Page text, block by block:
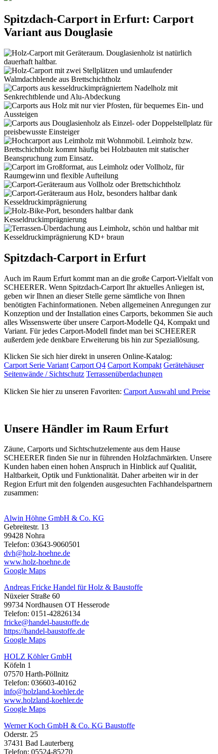
Spitzdach-Carport in Erfurt: Carport
Variant aus Douglasie
Spitzdach-Carport in Erfurt
Auch im Raum Erfurt kommt man an die große Carport-Vielfalt von
SCHEERER. Wenn Spitzdach-Carport Ihr aktuelles Anliegen ist,
geben wir Ihnen an dieser Stelle gerne sämtliche von Ihnen
benötigten Fachinformationen. Neben allgemeinen Anregungen zur
Konzeption und der Installation eines Carports, bekommen Sie auch
alles Wissenswerte über unsere Carport-Modelle Q4, Kompakt und
Variant. Für jedes Carport-Modell findet man bei SCHEERER
außerdem jede denkbare Erweiterung bis hin zur Speziallösung.
Klicken Sie sich hier direkt in unseren Online-Katalog:
Carport Serie Variant Carport Q4 Carport Kompakt Gerätehäuser
Seitenwände / Sichtschutz Terrassenüberdachungen
Klicken Sie hier zu unseren Favoriten: Carport Auswahl und Preise
Unsere Händler im Raum Erfurt
Zäune, Carports und Sichtschutzelemente aus dem Hause
SCHEERER finden Sie nur in führenden Holzfachmärkten. Unsere
Kunden haben einen hohen Anspruch in Hinblick auf Qualität,
Haltbarkeit, Optik und Funktionalität. Daher arbeiten wir in der
Region Erfurt mit den folgenden ausgesuchten Fachhandelspartnern
zusammen:
Alwin Höhne GmbH & Co. KG
Gebreitestr. 13
99428 Nohra
Telefon: 03643-9060501
dvh@holz-hoehne.de
www.holz-hoehne.de
Google Maps
Andreas Fricke Handel für Holz & Baustoffe
Nüxeier Straße 60
99734 Nordhausen OT Hesserode
Telefon: 0151-42826134
fricke@handel-baustoffe.de
https://handel-baustoffe.de
Google Maps
HOLZ Köhler GmbH
Köfeln 1
07570 Harth-Pöllnitz
Telefon: 036603-40162
info@holzland-koehler.de
www.holzland-koehler.de
Google Maps
Werner Koch GmbH & Co. KG Baustoffe
Oderstr. 25
37431 Bad Lauterberg
Telefon: 05524-85270